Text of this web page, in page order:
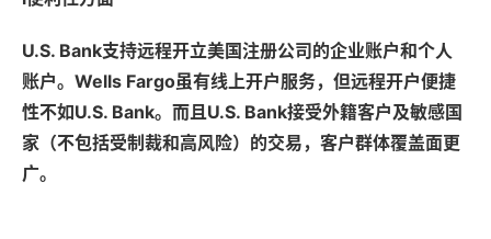
U.S. Bank支持远程开立美国注册公司的企业账户和个人
账户。Wells Fargo虽有线上开户服务，但远程开户便捷
性不如U.S. Bank。而且U.S. Bank接受外籍客户及敏感国
家（不包括受制裁和高风险）的交易，客户群体覆盖面更
广。